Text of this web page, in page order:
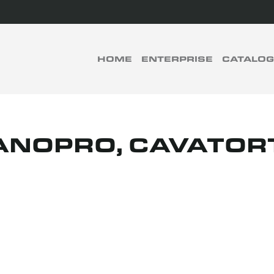
HOME ENTERPRISE
RECHERCHER